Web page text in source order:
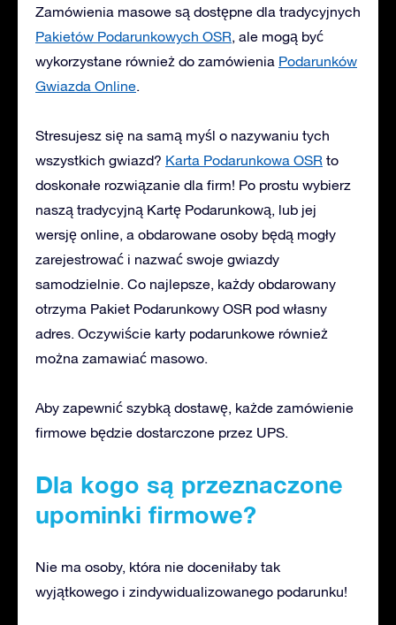
Zamówienia masowe są dostępne dla tradycyjnych
Pakietów Podarunkowych OSR, ale mogą być
wykorzystane również do zamówienia Podarunków
Gwiazda Online.
Stresujesz się na samą myśl o nazywaniu tych
wszystkich gwiazd? Karta Podarunkowa OSR to
doskonałe rozwiązanie dla firm! Po prostu wybierz
naszą tradycyjną Kartę Podarunkową, lub jej
wersję online, a obdarowane osoby będą mogły
zarejestrować i nazwać swoje gwiazdy
samodzielnie. Co najlepsze, każdy obdarowany
otrzyma Pakiet Podarunkowy OSR pod własny
adres. Oczywiście karty podarunkowe również
można zamawiać masowo.
Aby zapewnić szybką dostawę, każde zamówienie
firmowe będzie dostarczone przez UPS.
Dla kogo są przeznaczone
upominki firmowe?
Nie ma osoby, która nie doceniłaby tak
wyjątkowego i zindywidualizowanego podarunku!